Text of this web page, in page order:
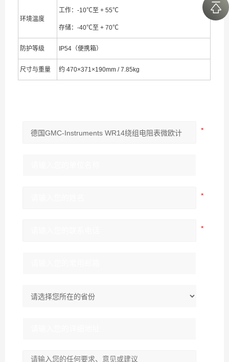
环境温度
工作：-10℃至 + 55℃
存储：-40℃至 + 70℃
防护等级 IP54（便携箱）
尺寸与重量 约 470×371×190mm / 7.85kg